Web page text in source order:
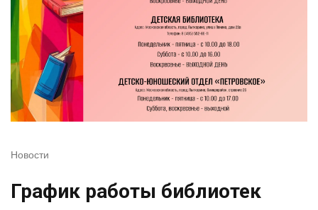
Новости
График работы библиотек